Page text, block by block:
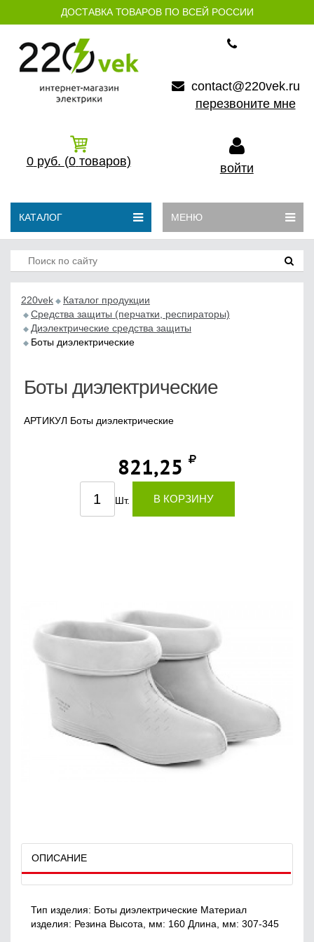
ДОСТАВКА ТОВАРОВ ПО ВСЕЙ РОССИИ
contact@220vek.ru
перезвоните мне
0 руб. (0 товаров) войти
КАТАЛОГ МЕНЮ
220vek
Каталог продукции
Средства защиты (перчатки, респираторы)
Диэлектрические средства защиты
Боты диэлектрические
Боты диэлектрические
АРТИКУЛ Боты диэлектрические
821,25
Шт. В КОРЗИНУ
ОПИСАНИЕ
Тип изделия: Боты диэлектрические Материал
изделия: Резина Высота, мм: 160 Длина, мм: 307-345